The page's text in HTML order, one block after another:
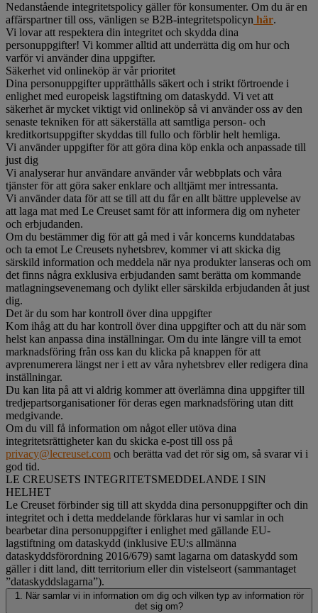
Nedanstående integritetspolicy gäller för konsumenter. Om du är en
affärspartner till oss, vänligen se B2B-integritetspolicyn här.
Vi lovar att respektera din integritet och skydda dina
personuppgifter! Vi kommer alltid att underrätta dig om hur och
varför vi använder dina uppgifter.
Säkerhet vid onlineköp är vår prioritet
Dina personuppgifter upprätthålls säkert och i strikt förtroende i
enlighet med europeisk lagstiftning om dataskydd. Vi vet att
säkerhet är mycket viktigt vid onlineköp så vi använder oss av den
senaste tekniken för att säkerställa att samtliga person- och
kreditkortsuppgifter skyddas till fullo och förblir helt hemliga.
Vi använder uppgifter för att göra dina köp enkla och anpassade till
just dig
Vi analyserar hur användare använder vår webbplats och våra
tjänster för att göra saker enklare och alltjämt mer intressanta.
Vi använder data för att se till att du får en allt bättre upplevelse av
att laga mat med Le Creuset samt för att informera dig om nyheter
och erbjudanden.
Om du bestämmer dig för att gå med i vår koncerns kunddatabas
och ta emot Le Creusets nyhetsbrev, kommer vi att skicka dig
särskild information och meddela när nya produkter lanseras och om
det finns några exklusiva erbjudanden samt berätta om kommande
matlagningsevenemang och dylikt eller särskilda erbjudanden åt just
dig.
Det är du som har kontroll över dina uppgifter
Kom ihåg att du har kontroll över dina uppgifter och att du när som
helst kan anpassa dina inställningar. Om du inte längre vill ta emot
marknadsföring från oss kan du klicka på knappen för att
avprenumerera längst ner i ett av våra nyhetsbrev eller redigera dina
inställningar.
Du kan lita på att vi aldrig kommer att överlämna dina uppgifter till
tredjepartsorganisationer för deras egen marknadsföring utan ditt
medgivande.
Om du vill få information om något eller utöva dina
integritetsrättigheter kan du skicka e-post till oss på
privacy@lecreuset.com och berätta vad det rör sig om, så svarar vi i
god tid.
LE CREUSETS INTEGRITETSMEDDELANDE I SIN
HELHET
Le Creuset förbinder sig till att skydda dina personuppgifter och din
integritet och i detta meddelande förklaras hur vi samlar in och
bearbetar dina personuppgifter i enlighet med gällande EU-
lagstiftning om dataskydd (inklusive EU:s allmänna
dataskyddsförordning 2016/679) samt lagarna om dataskydd som
gäller i ditt land, ditt territorium eller din vistelseort (sammantaget
”dataskyddslagarna”).
1. När samlar vi in information om dig och vilken typ av information rör
det sig om?